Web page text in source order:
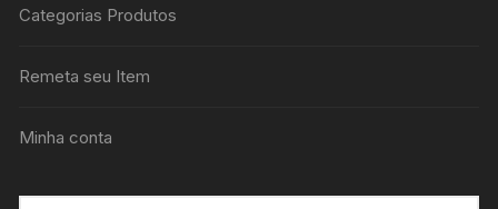
Categorias Produtos
Remeta seu Item
Minha conta